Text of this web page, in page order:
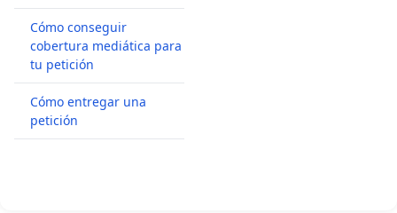
Cómo conseguir
cobertura mediática para
tu petición
Cómo entregar una
petición